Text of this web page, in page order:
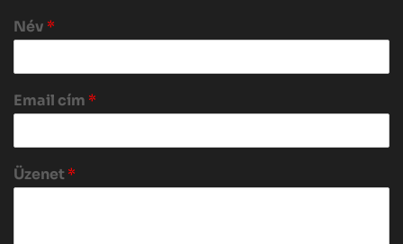
Név *
Email cím *
Üzenet *